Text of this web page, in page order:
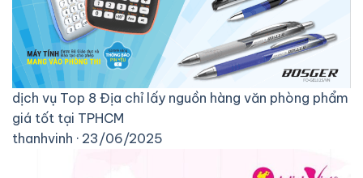
dịch vụ Top 8 Địa chỉ lấy nguồn hàng văn phòng phẩm
giá tốt tại TPHCM
thanhvinh · 23/06/2025